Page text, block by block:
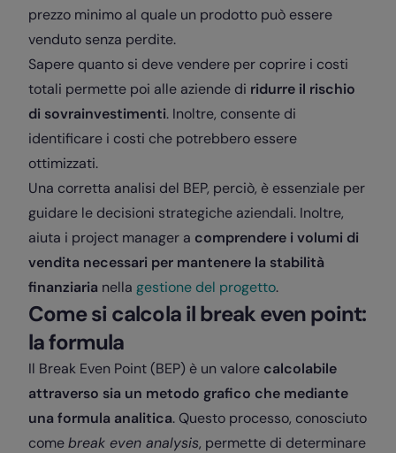
prezzo minimo al quale un prodotto può essere
venduto senza perdite.
Sapere quanto si deve vendere per coprire i costi
totali permette poi alle aziende di ridurre il rischio
di sovrainvestimenti. Inoltre, consente di
identificare i costi che potrebbero essere
ottimizzati.
Una corretta analisi del BEP, perciò, è essenziale per
guidare le decisioni strategiche aziendali. Inoltre,
aiuta i project manager a comprendere i volumi di
vendita necessari per mantenere la stabilità
finanziaria nella gestione del progetto.
Come si calcola il break even point:
la formula
Il Break Even Point (BEP) è un valore calcolabile
attraverso sia un metodo grafico che mediante
una formula analitica. Questo processo, conosciuto
comebreak even analysis, permette di determinare